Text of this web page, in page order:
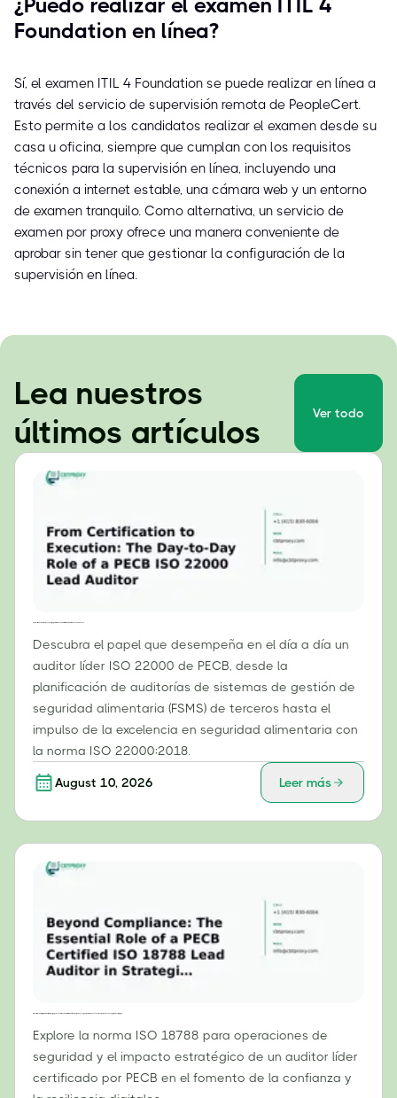
¿Puedo realizar el examen ITIL 4
Foundation en línea?
Sí, el examen ITIL 4 Foundation se puede realizar en línea a
través del servicio de supervisión remota de PeopleCert.
Esto permite a los candidatos realizar el examen desde su
casa u oficina, siempre que cumplan con los requisitos
técnicos para la supervisión en línea, incluyendo una
conexión a internet estable, una cámara web y un entorno
de examen tranquilo. Como alternativa, un servicio de
examen por proxy ofrece una manera conveniente de
aprobar sin tener que gestionar la configuración de la
supervisión en línea.
Lea nuestros
últimos artículos
Ver todo
Descubra el papel que desempeña en el día a día un
auditor líder ISO 22000 de PECB, desde la
planificación de auditorías de sistemas de gestión de
seguridad alimentaria (FSMS) de terceros hasta el
impulso de la excelencia en seguridad alimentaria con
la norma ISO 22000:2018.
August 10, 2026 Leer más
Explore la norma ISO 18788 para operaciones de
seguridad y el impacto estratégico de un auditor líder
certificado por PECB en el fomento de la confianza y